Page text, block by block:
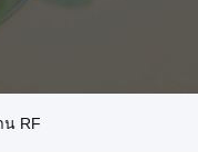
น RF